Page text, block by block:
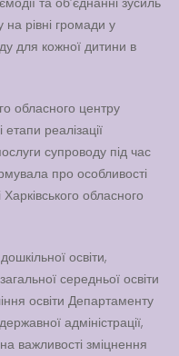
рівні громади у
для кожної дитини в
обласного центру
реалізації
супроводу під час
про особливості
обласного
освіти,
середньої освіти
освіти Департаменту
адміністрації,
важливості зміцнення